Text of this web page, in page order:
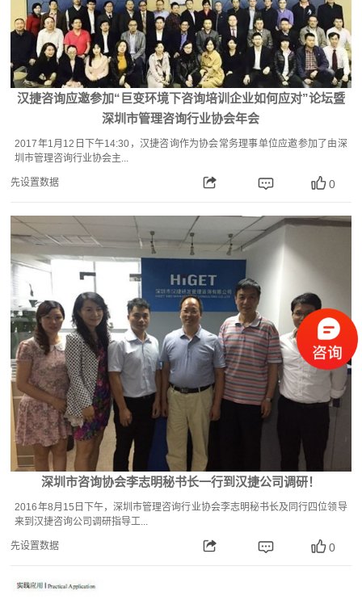
汉捷咨询应邀参加“巨变环境下咨询培训企业如何应对”论坛暨
深圳市管理咨询行业协会年会
2017年1月12日下午14:30，汉捷咨询作为协会常务理事单位应邀参加了由深
圳市管理咨询行业协会主...
先设置数据 0
深圳市咨询协会李志明秘书长一行到汉捷公司调研！
2016年8月15日下午，深圳市管理咨询行业协会李志明秘书长及同行四位领导
来到汉捷咨询公司调研指导工...
先设置数据 0